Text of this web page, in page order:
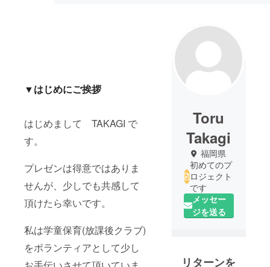
▼はじめにご挨拶
はじめまして TAKAGI で
す。
プレゼンは得意ではありま
せんが、少しでも共感して
頂けたら幸いです。
私は学童保育(放課後クラブ)
をボランティアとして少し
Toru
Takagi
福岡県
初めてのプ
ロジェクト
です
メッセー
ジを送る
リターンを